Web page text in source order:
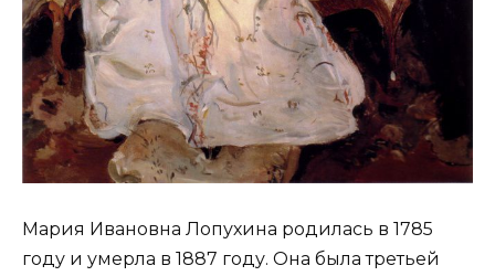
Мария Ивановна Лопухина родилась в 1785
году и умерла в 1887 году. Она была третьей